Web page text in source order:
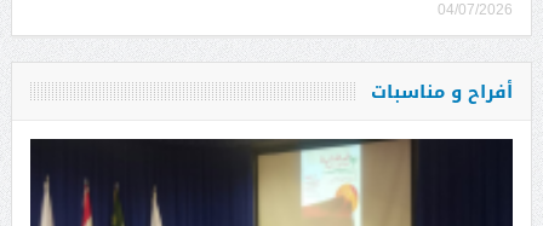
04/07/2026
أفراح و مناسبات